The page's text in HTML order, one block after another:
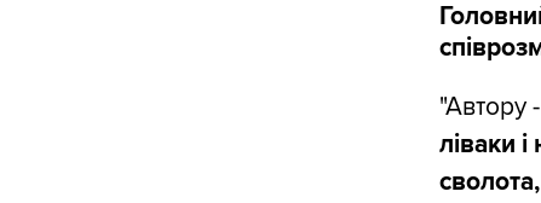
"Автору
ліваки